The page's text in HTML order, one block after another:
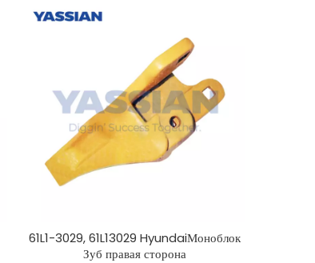
61L1-3029, 61L13029 HyundaiМоноблок
Зуб правая сторона